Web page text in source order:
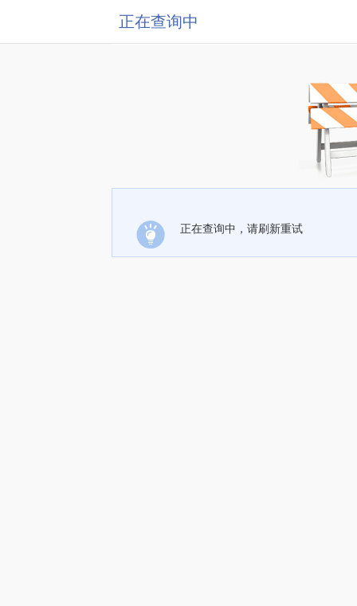
正在查询中
正在查询中，请刷新重试